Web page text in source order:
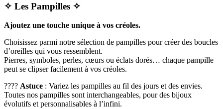
✧ Les Pampilles ✧
Ajoutez une touche unique à vos créoles.
Choisissez parmi notre sélection de pampilles pour créer des boucles
d’oreilles qui vous ressemblent.
Pierres, symboles, perles, cœurs ou éclats dorés… chaque pampille
peut se clipser facilement à vos créoles.
???? Astuce : Variez les pampilles au fil des jours et des envies.
Toutes nos pampilles sont interchangeables, pour des bijoux
évolutifs et personnalisables à l’infini.